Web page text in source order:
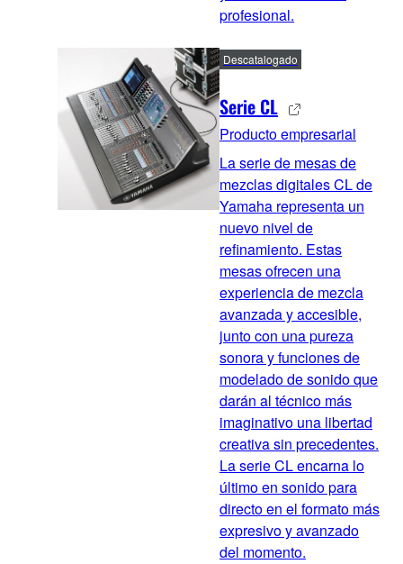
profesional.
Serie CL
Descatalogado
Producto empresarial
La serie de mesas de
mezclas digitales CL de
Yamaha representa un
nuevo nivel de
refinamiento. Estas
mesas ofrecen una
experiencia de mezcla
avanzada y accesible,
junto con una pureza
sonora y funciones de
modelado de sonido que
darán al técnico más
imaginativo una libertad
creativa sin precedentes.
La serie CL encarna lo
último en sonido para
directo en el formato más
expresivo y avanzado
del momento.